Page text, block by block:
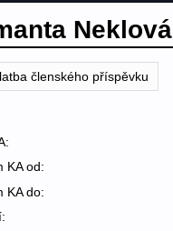
Neklová
členského příspěvku
KA od:
KA do: